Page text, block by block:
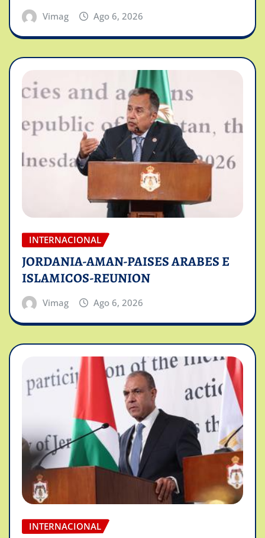
Vimag Ago 6, 2026
INTERNACIONAL
JORDANIA-AMAN-PAISES ARABES E
ISLAMICOS-REUNION
Vimag Ago 6, 2026
INTERNACIONAL